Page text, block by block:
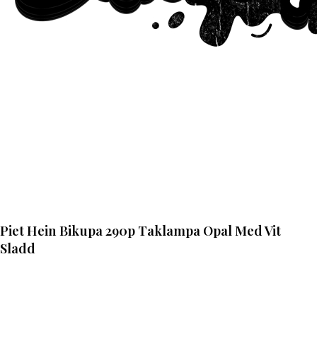
Piet Hein Bikupa 290p Taklampa Opal Med Vit
Sladd